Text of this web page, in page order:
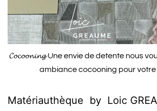
𝓒𝓸𝓬𝓸𝓸𝓷𝓲𝓷𝓰 Une envie de detente nous
ambiance cocooning pour
Matériauthèque by Loic